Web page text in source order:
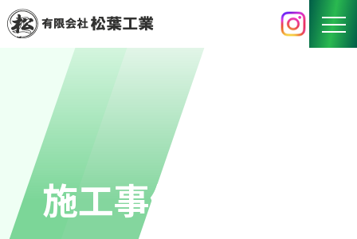
BUSINESS
WORKS
RECRUIT
施工事例